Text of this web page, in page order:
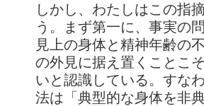
しかし、わたしはこの指
う。まず第一に、事実の
見上の身体と精神年齢の
の外見に据え置くことこ
いと認識している。すな
法は「典型的な身体を非